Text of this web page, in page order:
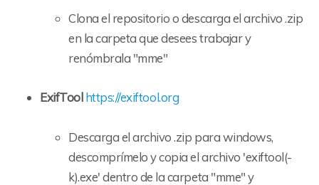
Clona el repositorio o descarga el archivo .zip
en la carpeta que desees trabajar y
renómbrala "mme"
ExifTool https://exiftool.org
Descarga el archivo .zip para windows,
descomprímelo y copia el archivo 'exiftool(-
k).exe' dentro de la carpeta "mme" y